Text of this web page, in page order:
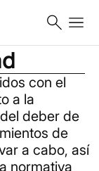
con el
a la
deber de
de
a cabo, así
normativa